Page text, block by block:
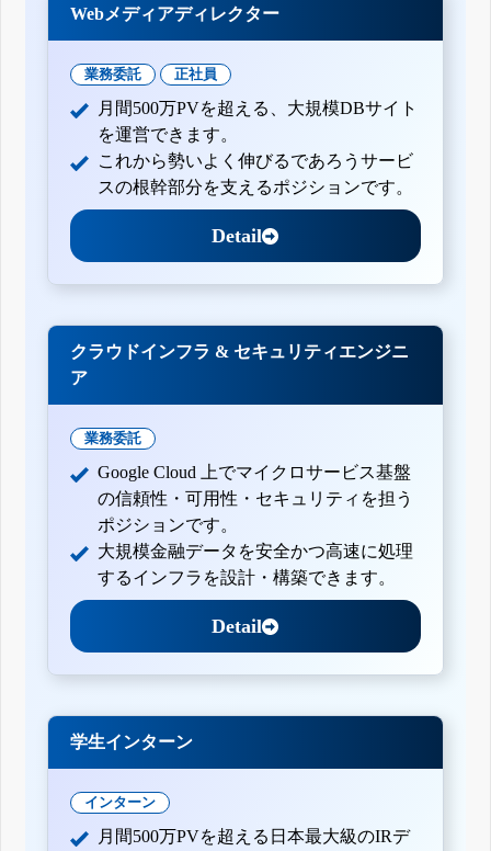
Webメディアディレクター
業務委託 正社員
月間500万PVを超える、大規模DBサイト
を運営できます。
これから勢いよく伸びるであろうサービ
スの根幹部分を支えるポジションです。
Detail
クラウドインフラ & セキュリティエンジニ
ア
業務委託
Google Cloud 上でマイクロサービス基盤
の信頼性・可用性・セキュリティを担う
ポジションです。
大規模金融データを安全かつ高速に処理
するインフラを設計・構築できます。
Detail
学生インターン
インターン
月間500万PVを超える日本最大級のIRデ